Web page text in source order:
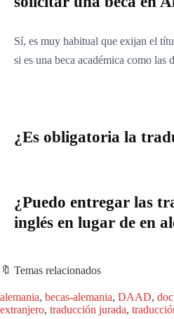
Sí, es muy habitual que exijan el
si es una beca académica como
¿Es obligatoria la
¿Puedo entregar las
inglés en lugar de en
🔖 Temas relacionados
alemania, becas-alemania, DAAD,
extranjero, traducción jurada,